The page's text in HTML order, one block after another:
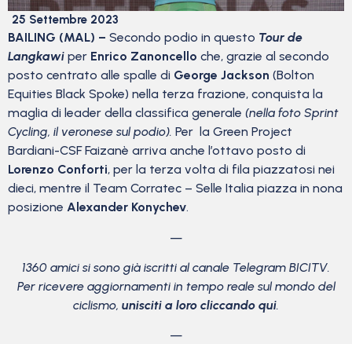
25 Settembre 2023
BAILING (MAL) – Secondo podio in questo Tour de
Langkawi per Enrico Zanoncello che, grazie al secondo
posto centrato alle spalle di George Jackson (Bolton
Equities Black Spoke) nella terza frazione, conquista la
maglia di leader della classifica generale (nella foto Sprint
Cycling, il veronese sul podio). Per la Green Project
Bardiani-CSF Faizanè arriva anche l’ottavo posto di
Lorenzo Conforti, per la terza volta di fila piazzatosi nei
dieci, mentre il Team Corratec – Selle Italia piazza in nona
posizione Alexander Konychev.
—
1360 amici si sono già iscritti al canale Telegram BICITV.
Per ricevere aggiornamenti in tempo reale sul mondo del
ciclismo, unisciti a loro cliccando qui.
—